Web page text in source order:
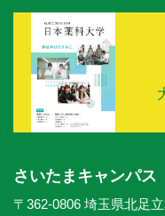
さいたまキャンパス
〒362-0806 埼玉県北足